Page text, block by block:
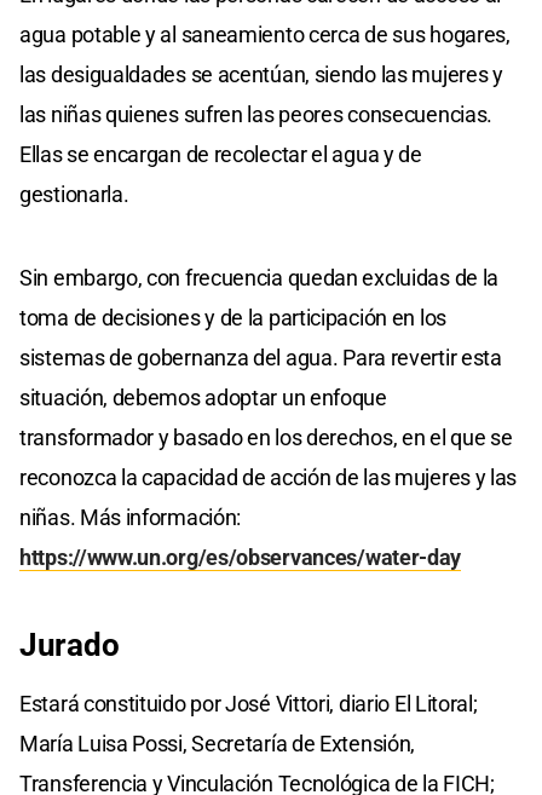
agua potable y al saneamiento cerca de sus hogares,
las desigualdades se acentúan, siendo las mujeres y
las niñas quienes sufren las peores consecuencias.
Ellas se encargan de recolectar el agua y de
gestionarla.
Sin embargo, con frecuencia quedan excluidas de la
toma de decisiones y de la participación en los
sistemas de gobernanza del agua. Para revertir esta
situación, debemos adoptar un enfoque
transformador y basado en los derechos, en el que se
reconozca la capacidad de acción de las mujeres y las
niñas. Más información:
https://www.un.org/es/observances/water-day
Jurado
Estará constituido por José Vittori, diario El Litoral;
María Luisa Possi, Secretaría de Extensión,
Transferencia y Vinculación Tecnológica de la FICH;